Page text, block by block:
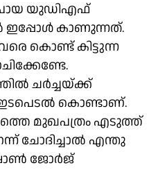
യുഡിഎഫ്
കാണുന്നത്.
കൊണ്ട് കിട്ടുന്ന
ചർച്ചയ്ക്ക്
കൊണ്ടാണ്.
മുഖപത്രം എടുത്ത്
ചോദിച്ചാൽ എന്തു
ജോർജ്